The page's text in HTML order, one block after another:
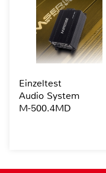
Einzeltest
Audio System
M-500.4MD